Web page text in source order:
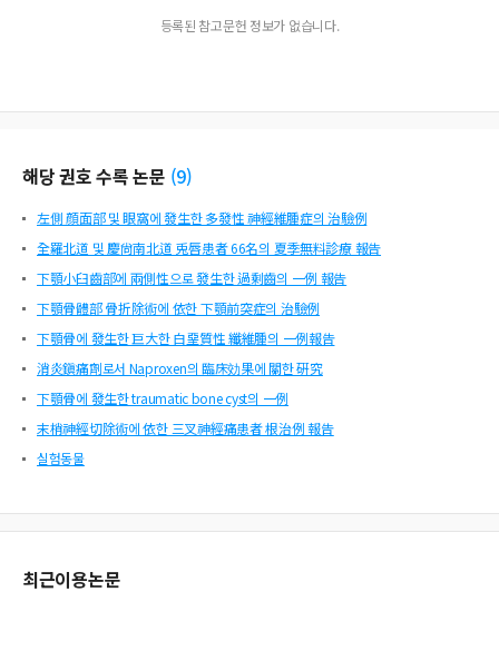
등록된 참고문헌 정보가 없습니다.
해당 권호 수록 논문 (9)
左側 顔面部 및 眼窩에 發生한 多發性 神經維腫症의 治驗例
全羅北道 및 慶尙南北道 兎唇患者 66名의 夏季無料診療 報告
下顎小臼齒部에 兩側性으로 發生한 過剩齒의 一例 報告
下顎骨體部 骨折除術에 依한 下顎前突症의 治驗例
下顎骨에 發生한 巨大한 白堊質性 纖維腫의 一例報告
消炎鎭痛劑로서 Naproxen의 臨床効果에 關한 硏究
下顎骨에 發生한 traumatic bone cyst의 一例
末梢神經切除術에 依한 三叉神經痛患者 根治例 報告
실험동물
최근이용논문